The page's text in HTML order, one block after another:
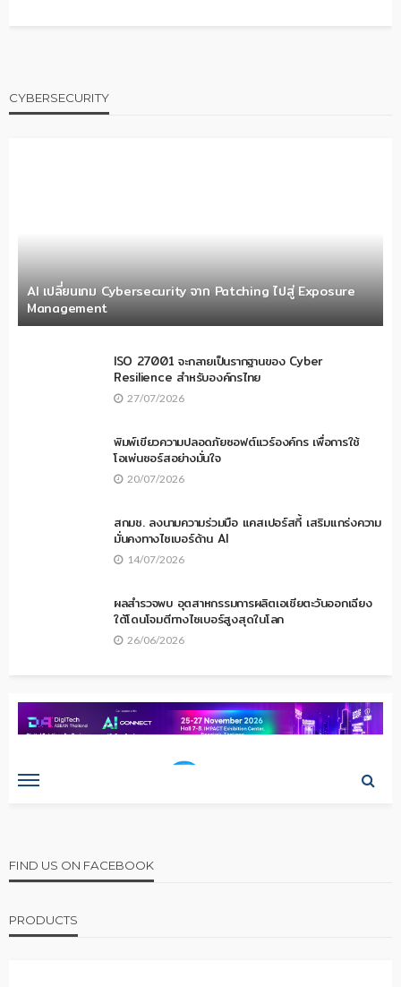
CYBERSECURITY
AI เปลี่ยนเกม Cybersecurity จาก Patching ไปสู่ Exposure
Management
ISO 27001 จะกลายเป็นรากฐานของ Cyber
Resilience สำหรับองค์กรไทย
27/07/2026
พิมพ์เขียวความปลอดภัยซอฟต์แวร์องค์กร เพื่อการใช้
โอเพ่นซอร์สอย่างมั่นใจ
20/07/2026
สกมช. ลงนามความร่วมมือ แคสเปอร์สกี้ เสริมแกร่งความ
มั่นคงทางไซเบอร์ด้าน AI
14/07/2026
ผลสำรวจพบ อุตสาหกรรมการผลิตเอเชียตะวันออกเฉียง
ใต้โดนโจมตีทางไซเบอร์สูงสุดในโลก
26/06/2026
FIND US ON FACEBOOK
PRODUCTS